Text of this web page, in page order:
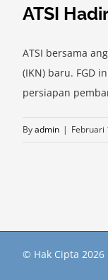
ATSI
ATSI bersama
(IKN) baru. FGD
persiapan
Byadmin | Februari
© Hak Cipta